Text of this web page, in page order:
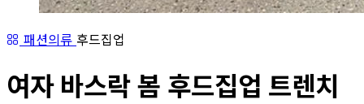
패션의류 후드집업
여자 바스락 봄 후드집업 트렌치